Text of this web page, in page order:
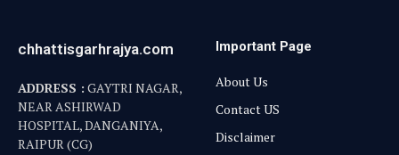
chhattisgarhrajya.com
ADDRESS : GAYTRI NAGAR,
NEAR ASHIRWAD
HOSPITAL, DANGANIYA,
RAIPUR (CG)
Important Page
About Us
Contact US
Disclaimer